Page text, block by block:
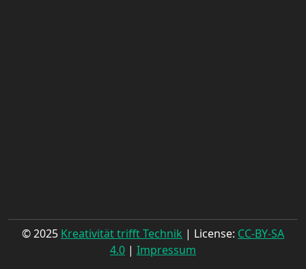
© 2025 Kreativität trifft Technik | License: CC-BY-SA
4.0 | Impressum